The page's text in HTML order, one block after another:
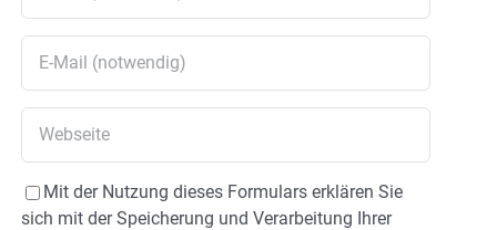
Mit der Nutzung dieses Formulars erklären Sie
sich mit der Speicherung und Verarbeitung Ihrer